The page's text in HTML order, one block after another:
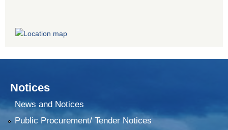
Notices
News and Notices
Public Procurement/ Tender Notices